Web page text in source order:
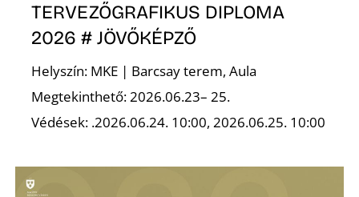
TERVEZŐGRAFIKUS DIPLOMA
2026 # JÖVŐKÉPZŐ
Helyszín: MKE | Barcsay terem, Aula
Megtekinthető: 2026.06.23– 25.
Védések: .2026.06.24. 10:00, 2026.06.25. 10:00